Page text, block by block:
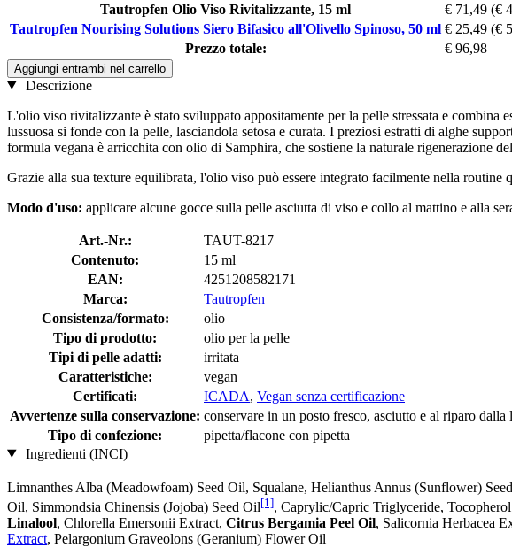
Tautropfen Olio Viso Rivitalizzante, 15 ml € 71,49 (€
Tautropfen Nourising Solutions Siero Bifasico all'Olivello Spinoso, 50 ml € 25,49 (€
Prezzo totale:
€ 96,98
Aggiungi entrambi nel carrello
Descrizione
L'olio viso rivitalizzante è stato sviluppato appositamente per la pelle stressata e
lussuosa si fonde con la pelle, lasciandola setosa e curata. I preziosi estratti di alghe
formula vegana è arricchita con olio di Samphira, che sostiene la naturale rigenerazione
Grazie alla sua texture equilibrata, l'olio viso può essere integrato facilmente nella
Modo d'uso: applicare alcune gocce sulla pelle asciutta di viso e collo al mattino e alla
Art.-Nr.:
TAUT-8217
Contenuto:
15 ml
EAN:
4251208582171
Marca:
Tautropfen
Consistenza/formato:
olio
Tipo di prodotto:
olio per la pelle
Tipi di pelle adatti:
irritata
Caratteristiche:
vegan
Certificati:
ICADA, Vegan senza certificazione
Avvertenze sulla conservazione: conservare in un posto fresco, asciutto e al riparo dalla
Tipo di confezione:
pipetta/flacone con pipetta
Ingredienti (INCI)
Limnanthes Alba (Meadowfoam) Seed Oil, Squalane, Helianthus Annus (Sunflower)
Oil, Simmondsia Chinensis (Jojoba) Seed Oil[1], Caprylic/Capric Triglyceride,
Linalool, Chlorella Emersonii Extract, Citrus Bergamia Peel Oil, Salicornia Herbacea
Extract, Pelargonium Graveolons (Geranium) Flower Oil